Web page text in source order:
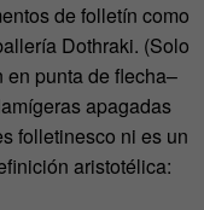
de folletín como
Dothraki. (Solo
punta de flecha–
apagadas
folletinesco ni es un
aristotélica: